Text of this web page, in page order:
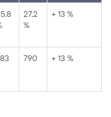
27,2
%
+ 13 %
790 + 13 %